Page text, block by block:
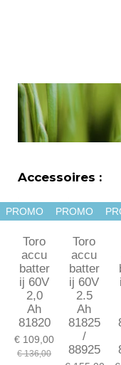
Accessoires :
PROMO
Toro
accu
batter
ij 60V
2,0
Ah
81820
€ 109,00
€ 136,00
PROMO
Toro
accu
batter
ij 60V
2.5
Ah
81825
/
88925